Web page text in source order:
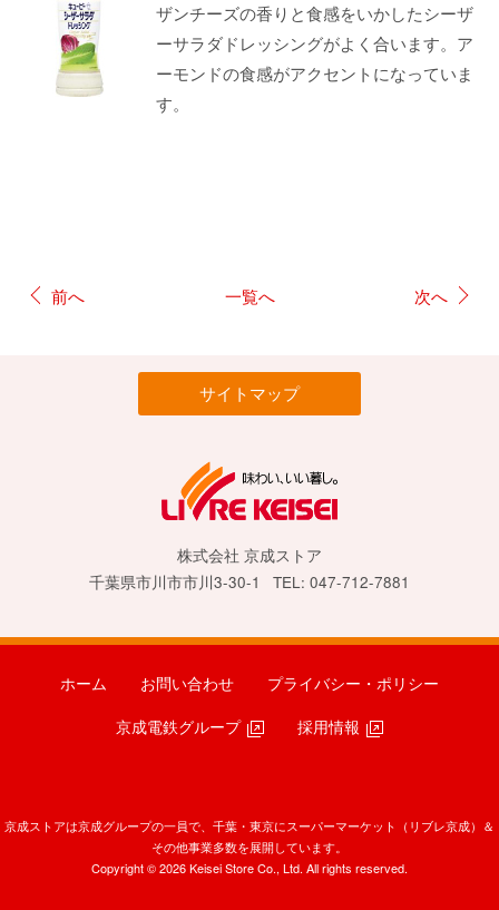
ザンチーズの香りと食感をいかしたシーザ
ーサラダドレッシングがよく合います。ア
ーモンドの食感がアクセントになっていま
す。
前へ 一覧へ 次へ
サイトマップ
株式会社 京成ストア
千葉県市川市市川3-30-1
TEL: 047-712-7881
ホーム お問い合わせ プライバシー・ポリシー
京成電鉄グループ 採用情報
京成ストアは京成グループの一員で、千葉・東京にスーパーマーケット（リブレ京成）＆
その他事業多数を展開しています。
Copyright © 2026 Keisei Store Co., Ltd. All rights reserved.